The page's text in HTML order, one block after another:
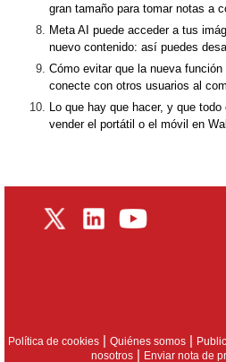
gran tamaño para tomar notas a
Meta AI puede acceder a tus
nuevo contenido: así puedes
Cómo evitar que la nueva
conecte con otros usuarios al
Lo que hay que hacer, y que
vender el portátil o el móvil en
Política de cookies| Quiénes somos|
nosotros | Enviar nota de